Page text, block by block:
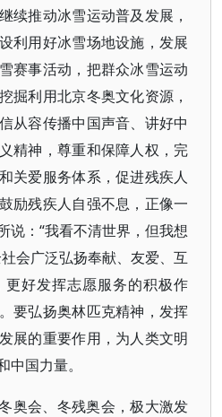
续推动冰雪运动普及发展，
利用好冰雪场地设施，发展
赛事活动，把群众冰雪运动
掘利用北京冬奥文化资源，
从容传播中国声音、讲好中
精神，尊重和保障人权，完
关爱服务体系，促进残疾人
励残疾人自强不息，正像一
说：“我看不清世界，但我想
会广泛弘扬奉献、友爱、互
好发挥志愿服务的积极作
要弘扬奥林匹克精神，发挥
展的重要作用，为人类文明
国力量。
奥会、冬残奥会，极大激发